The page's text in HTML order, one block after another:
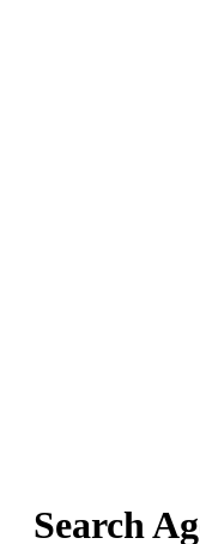
Search